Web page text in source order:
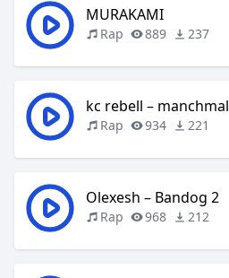
MURAKAMI
Rap 889 237
kc rebell – manchmal
Rap 934 221
Olexesh – Bandog 2
Rap 968 212